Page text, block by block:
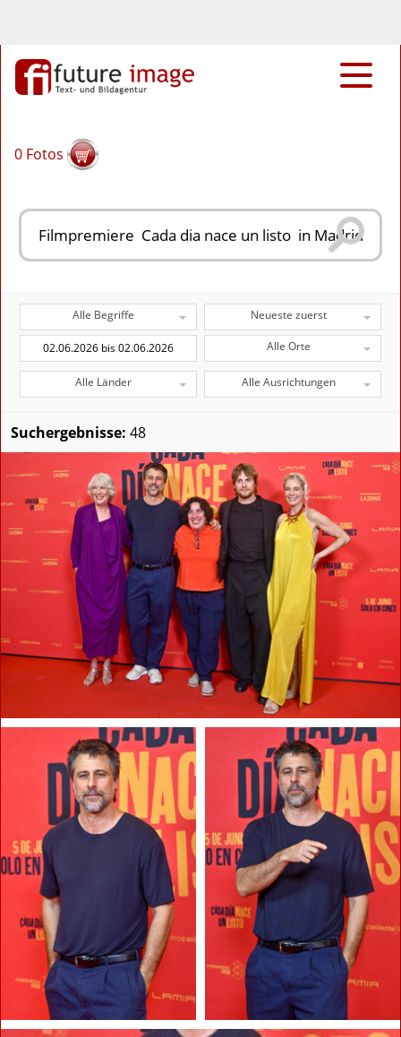
0 Fotos
Alle Begriffe Neueste zuerst
Alle Orte
Alle Länder Alle Ausrichtungen
Suchergebnisse: 48